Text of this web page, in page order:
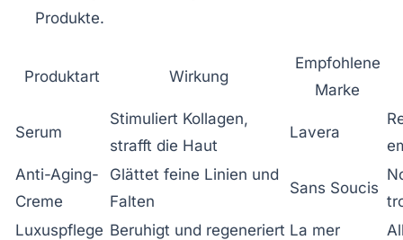
Produkte.
Produktart Wirkung
Empfohlene
Marke
Serum
Stimuliert Kollagen,
strafft die Haut
Lavera
Anti-Aging-
Creme
Glättet feine Linien und
Falten
Sans Soucis
Luxuspflege Beruhigt und regeneriert La mer